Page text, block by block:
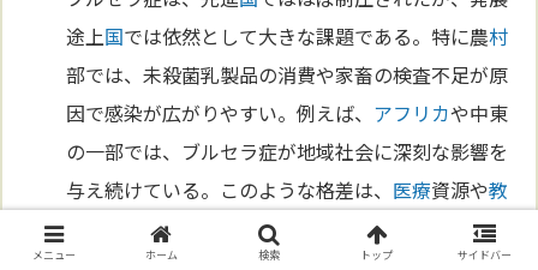
途上国では依然として大きな課題である。特に農村
部では、未殺菌乳製品の消費や家畜の検査不足が原
因で感染が広がりやすい。例えば、 アフリカや中東
の一部では、ブルセラ症が地域社会に深刻な影響を
与え続けている。このような格差は、 医療資源や教
の不足によるものであり、
際的な支援の必要性
メニュー ホーム 検索 トップ サイドバー